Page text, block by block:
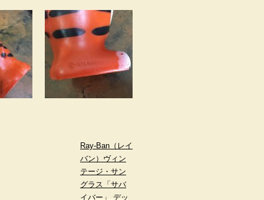
Ray-Ban（レイ
バン）ヴィン
テージ・サン
グラス「サバ
イバー」 デッ